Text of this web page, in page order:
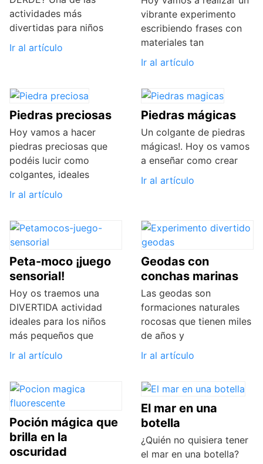
actividades más
divertidas para niños
Ir al artículo
vibrante experimento
escribiendo frases con
materiales tan
Ir al artículo
Piedras preciosas
Hoy vamos a hacer
piedras preciosas que
podéis lucir como
colgantes, ideales
Ir al artículo
Piedras mágicas
Un colgante de piedras
mágicas!. Hoy os vamos
a enseñar como crear
Ir al artículo
Peta-moco ¡juego
sensorial!
Hoy os traemos una
DIVERTIDA actividad
ideales para los niños
más pequeños que
Ir al artículo
Geodas con
conchas marinas
Las geodas son
formaciones naturales
rocosas que tienen miles
de años y
Ir al artículo
Poción mágica que
brilla en la
oscuridad
El mar en una
botella
¿Quién no quisiera tener
el mar en una botella?